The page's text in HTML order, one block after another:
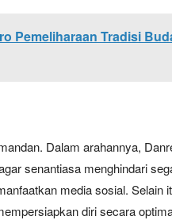
Pemeliharaan Tradisi
Dalam arahannya,
senantiasa menghindari
media sosial. Selain
diri secara